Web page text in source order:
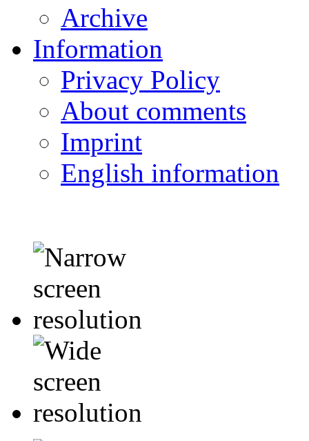
Archive
Information
Privacy Policy
About comments
Imprint
English information